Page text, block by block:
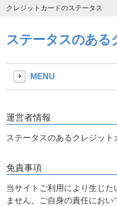
クレジットカードのステータス
ステータスのある
MENU
運営者情報
ステータスのあるクレジッ
免責事項
当サイトご利用により生じ
ません。ご自身の責任にお